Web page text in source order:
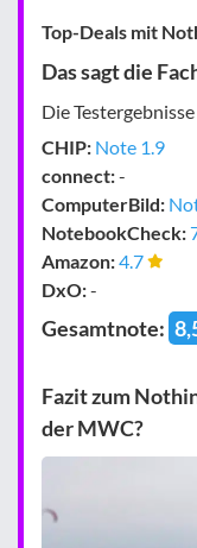
Top-Deals mit
Das sagt die
Die
CHIP: Note 1.9
connect:-
Computer­Bild:
Notebook­Check:
Amazon:4.7
DxO:-
Gesamtnote:
Fazit zum
der MWC?